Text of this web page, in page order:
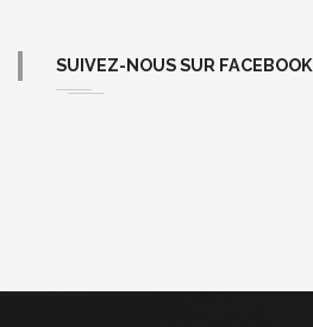
SUIVEZ-NOUS SUR FACEBOOK